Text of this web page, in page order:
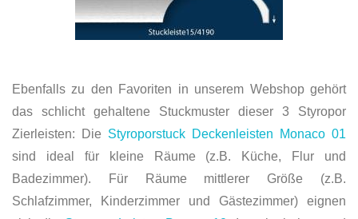
Ebenfalls zu den Favoriten in unserem Webshop gehört
das schlicht gehaltene Stuckmuster dieser 3 Styropor
Zierleisten: Die Styroporstuck Deckenleisten Monaco 01
sind ideal für kleine Räume (z.B. Küche, Flur und
Badezimmer). Für Räume mittlerer Größe (z.B.
Schlafzimmer, Kinderzimmer und Gästezimmer) eignen